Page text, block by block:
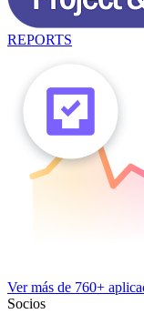
REPORTS
Ver más de 760+
Socios